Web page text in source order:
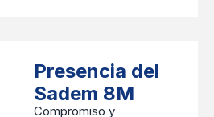
Presencia del
Sadem 8M
Compromiso y